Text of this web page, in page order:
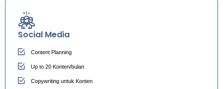
Social Media
Content Planning
Up to 20 Konten/bulan
Copywriting untuk Konten